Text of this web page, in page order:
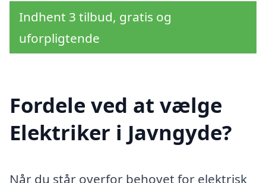
Indhent 3 tilbud, gratis og
uforpligtende
Fordele ved at vælge
Elektriker i Javngyde?
Når du står overfor behovet for elektrisk